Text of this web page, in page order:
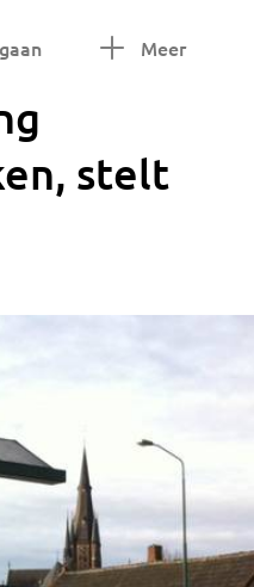
Meer
stelt